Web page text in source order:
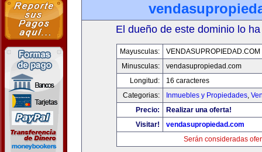
El dueño de este dominio lo
Mayusculas:
VENDASUPROPIEDAD.COM
Minusculas:
vendasupropiedad.com
Longitud:
16 caracteres
Categorias:
Inmuebles y Propiedades,
Precio:
Realizar una oferta!
Visitar!
vendasupropiedad.com
Serán consideradas